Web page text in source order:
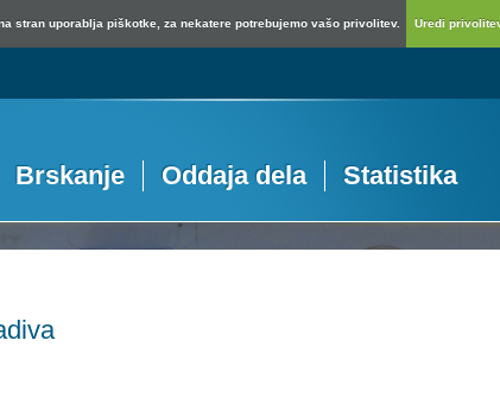
stran uporablja piškotke, za nekatere potrebujemo vašo privolitev. Uredi
Brskanje Oddaja dela Statistika